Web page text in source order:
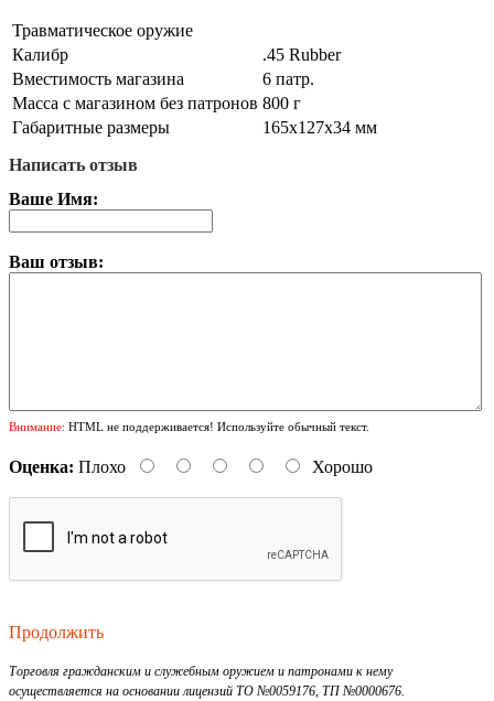
Травматическое оружие
Калибр
.45 Rubber
Вместимость магазина
6 патр.
Масса с магазином без патронов 800 г
Габаритные размеры
165х127х34 мм
Написать отзыв
Ваше Имя:
Ваш отзыв:
Внимание: HTML не поддерживается! Используйте обычный текст.
Оценка: Плохо Хорошо
Продолжить
Торговля гражданским и служебным оружием и патронами к нему
осуществляется на основании лицензий ТО №0059176, ТП №0000676.